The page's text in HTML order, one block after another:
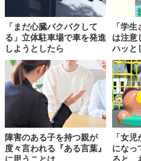
「まだ心臓バクバクして
る」立体駐車場で車を発進
しようとしたら
「学
は注意
ハッと
障害のある子を持つ親が
度々言われる『ある言葉』
に思うことは…
「女
になっ
ると…